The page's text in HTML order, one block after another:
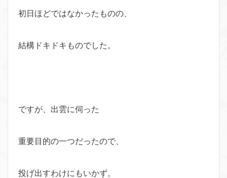
初日ほどではなかったものの、
結構ドキドキものでした。
ですが、出雲に伺った
重要目的の一つだったので、
投げ出すわけにもいかず。